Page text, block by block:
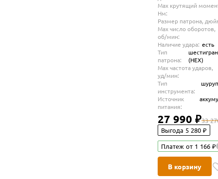
Max крутящий
Нм:
Размер патрона,
Max число оборотов,
об/мин:
Наличие удара: есть
Тип
патрона:
(HEX)
Max частота ударов,
уд/мин:
Тип
инструмента:
Источник
питания:
27 990 ₽33
Выгода 5 280 ₽
Платеж от 1 166 ₽
В корзину